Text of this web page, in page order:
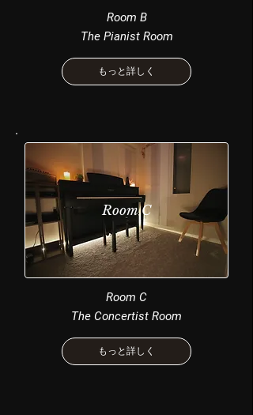
Room B
The Pianist Room
もっと詳しく
Room C
Room C
The Concertist Room
もっと詳しく